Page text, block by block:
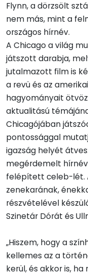
Flynn, a dörzsölt
nem más, mint a
országos hírnév.
A Chicago a világ
játszott darabja,
jutalmazott film is
a revü és az
hagyományait
aktualitású
Chicagójában
pontossággal
igazság helyét
megérdemelt
felépített celeb-lét.
zenekarának,
részvételével
Szinetár Dórát és
„Hiszem, hogy a
kellemes az a
kerül, és akkor is,